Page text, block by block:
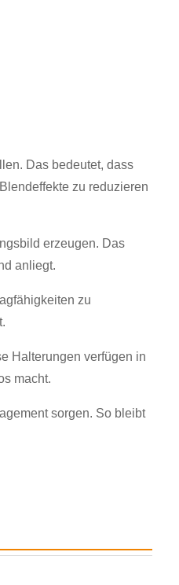
Das bedeutet, dass
zu reduzieren
erzeugen. Das
anliegt.
zu
Halterungen verfügen in
macht.
sorgen. So bleibt